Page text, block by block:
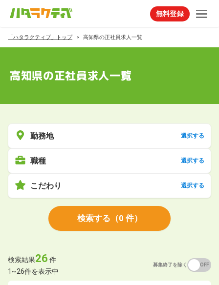
無料登録
「ハタラクティブ」トップ 高知県の正社員求人一覧
高知県の正社員求人一覧
勤務地 選択する
職種 選択する
こだわり 選択する
検索する （0 件）
検索結果26 件
1~26件を表示中
募集終了を除く OFF